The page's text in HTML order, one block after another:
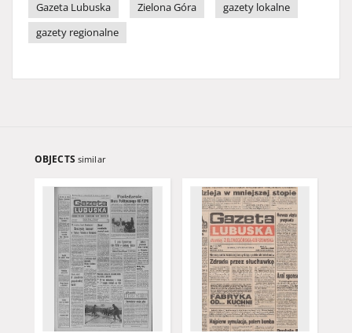
Gazeta Lubuska
Zielona Góra
gazety lokalne
gazety regionalne
OBJECTS similar